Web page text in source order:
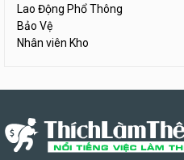
Lao Động Phổ Thông
Bảo Vệ
Nhân viên Kho